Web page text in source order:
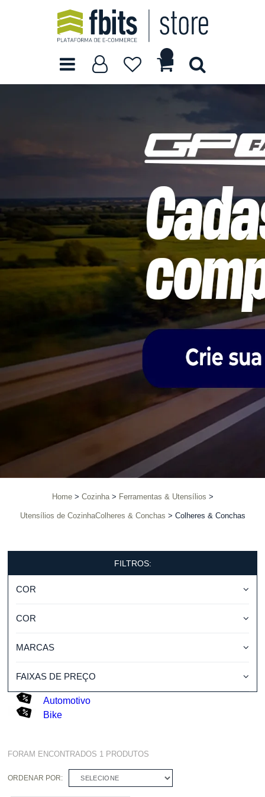
Home Cozinha Ferramentas & Utensílios
Utensílios de CozinhaColheres & Conchas Colheres & Conchas
FILTROS:
COR
COR
MARCAS
FAIXAS DE PREÇO
Automotivo
Bike
FORAM ENCONTRADOS 1 PRODUTOS
ORDENAR POR: SELECIONE